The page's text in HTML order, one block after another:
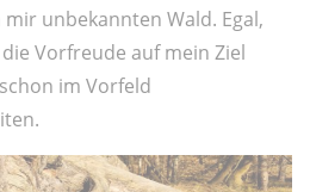
unbekannten Wald. Egal,
Vorfreude auf mein Ziel
im Vorfeld